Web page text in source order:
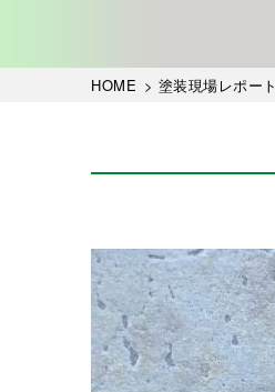
HOME > 塗装現場レポート